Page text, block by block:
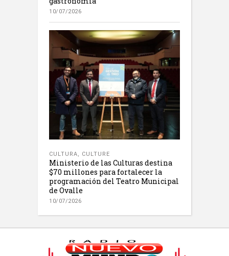
10/07/2026
CULTURA, CULTURE
Ministerio de las Culturas destina
$70 millones para fortalecer la
programación del Teatro Municipal
de Ovalle
10/07/2026